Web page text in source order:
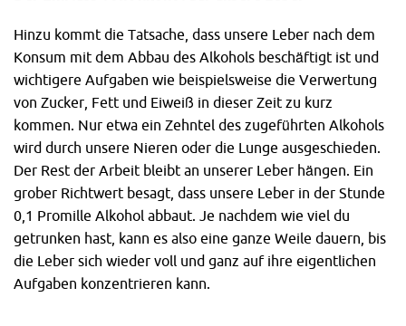
Hinzu kommt die Tatsache, dass unsere Leber nach dem
Konsum mit dem Abbau des Alkohols beschäftigt ist und
wichtigere Aufgaben wie beispielsweise die Verwertung
von Zucker, Fett und Eiweiß in dieser Zeit zu kurz
kommen. Nur etwa ein Zehntel des zugeführten Alkohols
wird durch unsere Nieren oder die Lunge ausgeschieden.
Der Rest der Arbeit bleibt an unserer Leber hängen. Ein
grober Richtwert besagt, dass unsere Leber in der Stunde
0,1 Promille Alkohol abbaut. Je nachdem wie viel du
getrunken hast, kann es also eine ganze Weile dauern, bis
die Leber sich wieder voll und ganz auf ihre eigentlichen
Aufgaben konzentrieren kann.